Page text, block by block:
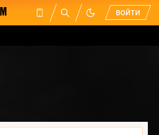
ВОЙТИ